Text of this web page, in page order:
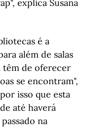
explica Susana
é a
além de salas
têm de oferecer
se encontram",
isso que esta
até haverá
na